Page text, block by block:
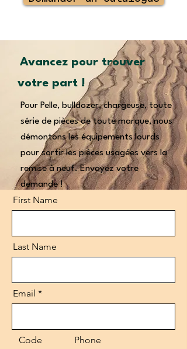
Avancez pour trouver
votre part !
Pour Pelle, bulldozer, chargeuse, toute
série de pièces de toute marque, nous
démontons les équipements lourds
pour sortir les pièces usagées vers la
remise à neuf. Envoyez votre
demande !
First Name
Last Name
Email
Code Phone